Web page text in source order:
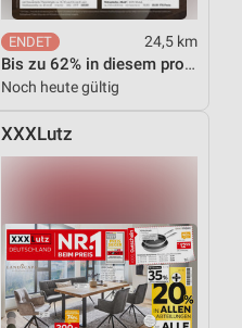
24,5 km
Bis zu 62% in diesem prospekt
Noch heute gültig
XXXLutz